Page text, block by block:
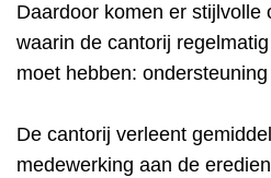
Daardoor komen er stijlvolle
waarin de cantorij
moet hebben:
De cantorij verleent
medewerking aan de